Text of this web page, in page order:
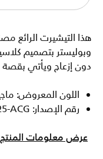
هذا التيشيرت
وبوليستر بتصميم
دون إزعاج ويأتي بقصة
اللون المعروض:
رقم الإصدار: 36N325-ACG
عرض معلومات المنتج